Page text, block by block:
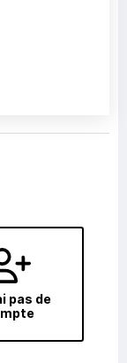
pas de